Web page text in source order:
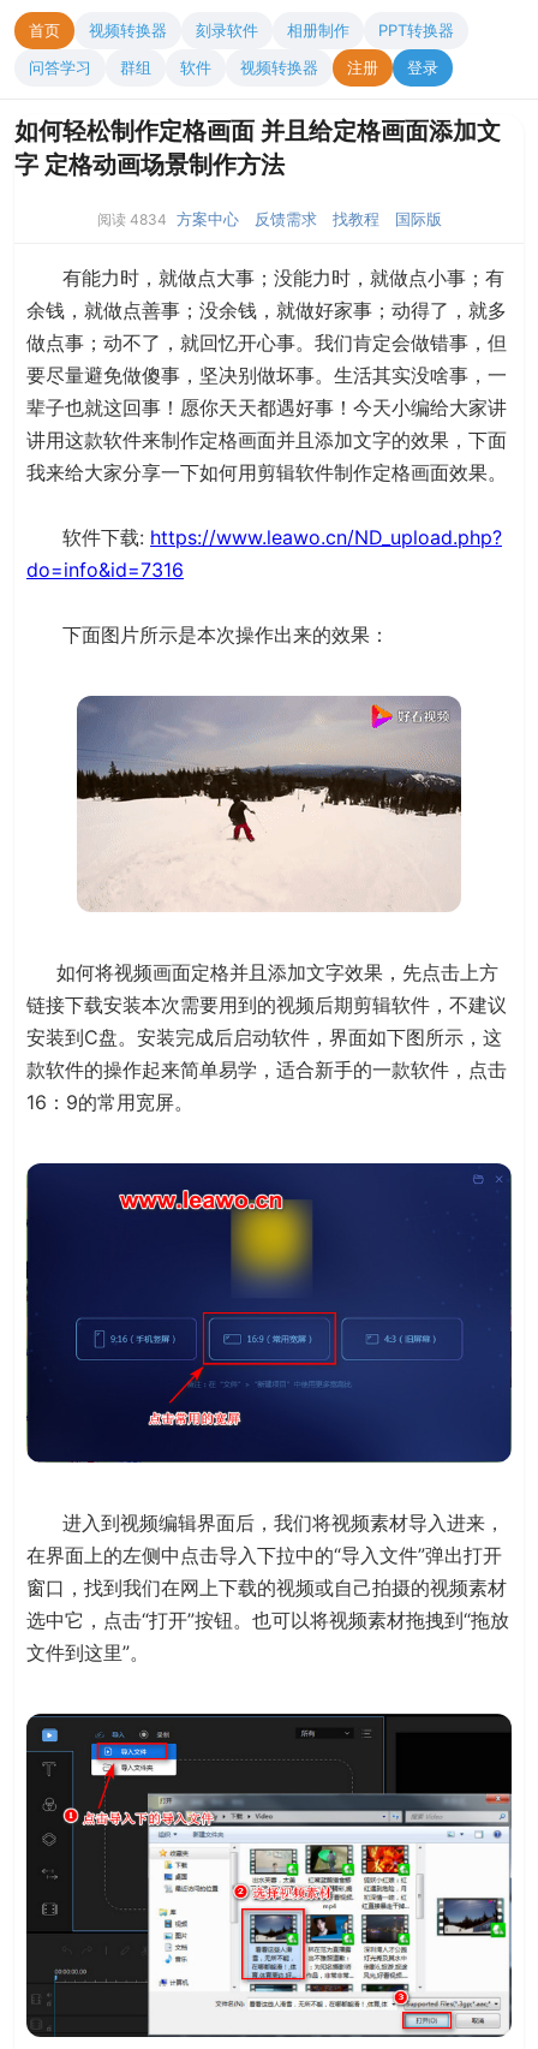
首页 视频转换器 刻录软件 相册制作
PPT转换器
问答学习
群组 软件 视频转换器 注册 登录
如何轻松制作定格画面 并且给定格画面添加文
字 定格动画场景制作方法
阅读 4834 方案中心 反馈需求 找教程 国际版
有能力时，就做点大事；没能力时，就做点小事；有
余钱，就做点善事；没余钱，就做好家事；动得了，就多
做点事；动不了，就回忆开心事。我们肯定会做错事，但
要尽量避免做傻事，坚决别做坏事。生活其实没啥事，一
辈子也就这回事！愿你天天都遇好事！今天小编给大家讲
讲用这款软件来制作定格画面并且添加文字的效果，下面
我来给大家分享一下如何用剪辑软件制作定格画面效果。
软件下载: https://www.leawo.cn/ND_upload.php?
do=info&id=7316
下面图片所示是本次操作出来的效果：
如何将视频画面定格并且添加文字效果，先点击上方
链接下载安装本次需要用到的视频后期剪辑软件，不建议
安装到C盘。安装完成后启动软件，界面如下图所示，这
款软件的操作起来简单易学，适合新手的一款软件，点击
16：9的常用宽屏。
进入到视频编辑界面后，我们将视频素材导入进来，
在界面上的左侧中点击导入下拉中的“导入文件”弹出打开
窗口，找到我们在网上下载的视频或自己拍摄的视频素材
选中它，点击“打开”按钮。也可以将视频素材拖拽到“拖放
文件到这里”。